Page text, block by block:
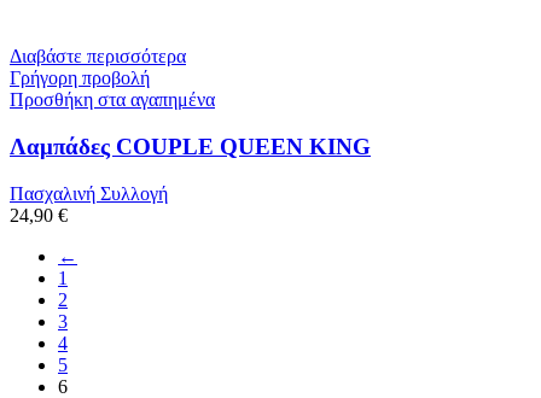
Διαβάστε περισσότερα
Γρήγορη προβολή
Προσθήκη στα αγαπημένα
Λαμπάδες COUPLE QUEEN KING
Πασχαλινή Συλλογή
24,90 €
←
1
2
3
4
5
6